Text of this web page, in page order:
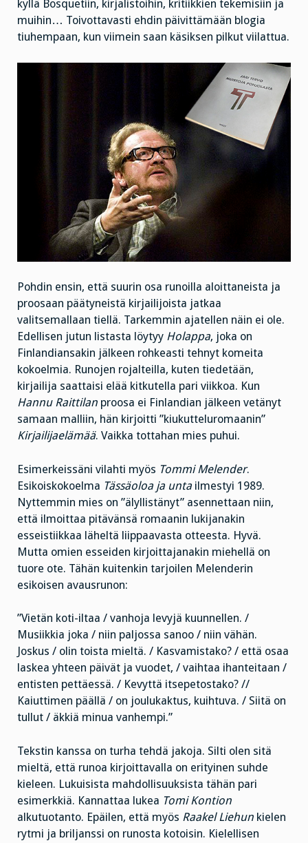
kyllä Bosquetiin, kirjalistoihin, kritiikkien tekemisiin ja
muihin… Toivottavasti ehdin päivittämään blogia
tiuhempaan, kun viimein saan käsiksen pilkut viilattua.
Pohdin ensin, että suurin osa runoilla aloittaneista ja
proosaan päätyneistä kirjailijoista jatkaa
valitsemallaan tiellä. Tarkemmin ajatellen näin ei ole.
Edellisen jutun listasta löytyy Holappa, joka on
Finlandiansakin jälkeen rohkeasti tehnyt komeita
kokoelmia. Runojen rojalteilla, kuten tiedetään,
kirjailija saattaisi elää kitkutella pari viikkoa. Kun
Hannu Raittilan proosa ei Finlandian jälkeen vetänyt
samaan malliin, hän kirjoitti ”kiukutteluromaanin”
Kirjailijaelämää. Vaikka tottahan mies puhui.
Esimerkeissäni vilahti myös Tommi Melender.
Esikoiskokoelma Tässäoloa ja unta ilmestyi 1989.
Nyttemmin mies on ”älyllistänyt” asennettaan niin,
että ilmoittaa pitävänsä romaanin lukijanakin
esseistiikkaa läheltä liippaavasta otteesta. Hyvä.
Mutta omien esseiden kirjoittajanakin miehellä on
tuore ote. Tähän kuitenkin tarjoilen Melenderin
esikoisen avausrunon:
”Vietän koti-iltaa / vanhoja levyjä kuunnellen. /
Musiikkia joka / niin paljossa sanoo / niin vähän.
Joskus / olin toista mieltä. / Kasvamistako? / että osaa
laskea yhteen päivät ja vuodet, / vaihtaa ihanteitaan /
entisten pettäessä. / Kevyttä itsepetostako? //
Kaiuttimen päällä / on joulukaktus, kuihtuva. / Siitä on
tullut / äkkiä minua vanhempi.”
Tekstin kanssa on turha tehdä jakoja. Silti olen sitä
mieltä, että runoa kirjoittavalla on erityinen suhde
kieleen. Lukuisista mahdollisuuksista tähän pari
esimerkkiä. Kannattaa lukea Tomi Kontion
alkutuotanto. Epäilen, että myös Raakel Liehun kielen
rytmi ja briljanssi on runosta kotoisin. Kielellisen